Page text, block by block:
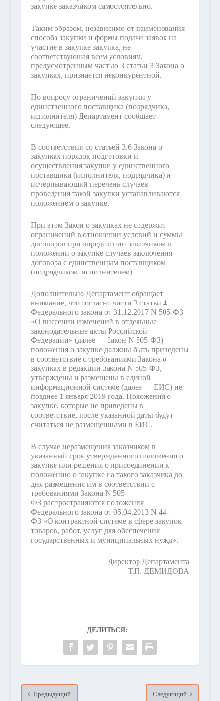
закупке заказчиком самостоятельно.
Таким образом, независимо от наименования
способа закупки и формы подачи заявок на
участие в закупке закупка, не
соответствующая всем условиям,
предусмотренным частью 3 статьи 3 Закона о
закупках, признается неконкурентной.
По вопросу ограничений закупки у
единственного поставщика (подрядчика,
исполнителя) Департамент сообщает
следующее.
В соответствии со статьей 3.6 Закона о
закупках порядок подготовки и
осуществления закупки у единственного
поставщика (исполнителя, подрядчика) и
исчерпывающий перечень случаев
проведения такой закупки устанавливаются
положением о закупке.
При этом Закон о закупках не содержит
ограничений в отношении условий и суммы
договоров при определении заказчиком в
положении о закупке случаев заключения
договора с единственным поставщиком
(подрядчиком, исполнителем).
Дополнительно Департамент обращает
внимание, что согласно части 3 статьи 4
Федерального закона от 31.12.2017 N 505-ФЗ
«О внесении изменений в отдельные
законодательные акты Российской
Федерации» (далее — Закон N 505-ФЗ)
положения о закупке должны быть приведены
в соответствие с требованиями Закона о
закупках в редакции Закона N 505-ФЗ,
утверждены и размещены в единой
информационной системе (далее — ЕИС) не
позднее 1 января 2019 года. Положения о
закупке, которые не приведены в
соответствие, после указанной даты будут
считаться не размещенными в ЕИС.
В случае неразмещения заказчиком в
указанный срок утвержденного положения о
закупке или решения о присоединении к
положению о закупке на такого заказчика до
дня размещения им в соответствии с
требованиями Закона N 505-
ФЗ распространяются положения
Федерального закона от 05.04.2013 N 44-
ФЗ «О контрактной системе в сфере закупок
товаров, работ, услуг для обеспечения
государственных и муниципальных нужд».
Директор Департамента
Т.П. ДЕМИДОВА
ДЕЛИТЬСЯ:
Предыдущий Следующий